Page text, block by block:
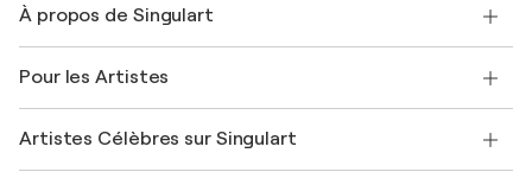
Expédition
Offrir une carte cadeau
Rejoignez notre programme commercial
Mon compte
+33 1 76 44 06 42
À propos de Singulart
FAQ
Magazine Singulart
Emplois
Pour les Artistes
Se connecter en tant qu'Artiste
Artistes Célèbres sur Singulart